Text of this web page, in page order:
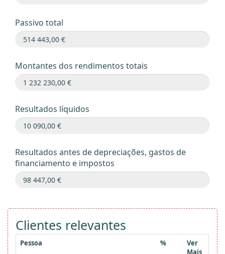
Passivo total
Montantes dos rendimentos totais
Resultados líquidos
Resultados antes de depreciações, gastos de
financiamento e impostos
Clientes relevantes
Pessoa %
Ver
Mais